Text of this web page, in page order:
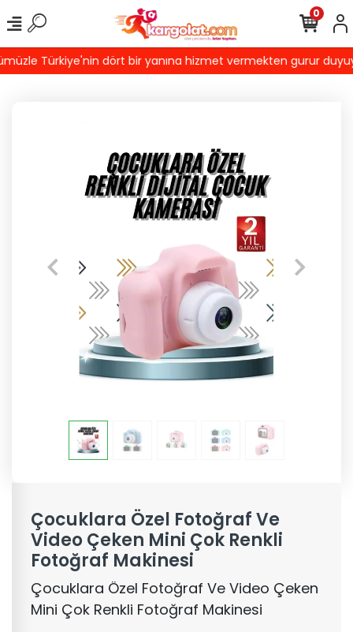
Türkiye'nin dört bir yanına hizmet vermekten gurur
0
Çocuklara Özel Fotoğraf Ve
Video Çeken Mini Çok Renkli
Fotoğraf Makinesi
Çocuklara Özel Fotoğraf Ve Video Çeken
Mini Çok Renkli Fotoğraf Makinesi